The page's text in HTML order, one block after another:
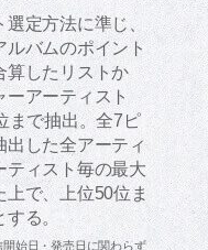
定方法に準じ、
ルバムのポイント
算したリストか
ーアーティスト
まで抽出。全7ピ
出した全アーティ
ティスト毎の最大
上で、上位50位ま
る。
始日・発売日に関わらず